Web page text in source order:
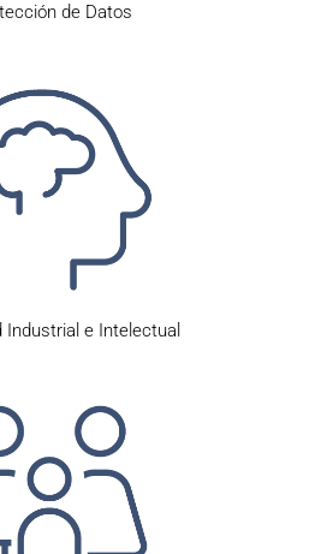
de Datos
Industrial e Intelectual